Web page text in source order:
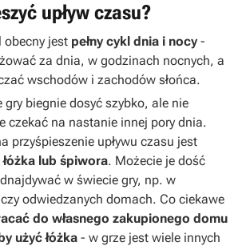
upływ czasu?
obecny jest pełny cykl dnia i nocy -
za dnia, w godzinach nocnych, a
wschodów i zachodów słońca.
gry biegnie dosyć szybko, ale nie
czekać na nastanie innej pory dnia.
przyśpieszenie upływu czasu jest
lub śpiwora. Możecie je dość
w świecie gry, np. w
odwiedzanych domach. Co ciekawe
do własnego zakupionego domu
użyć łóżka - w grze jest wiele innych